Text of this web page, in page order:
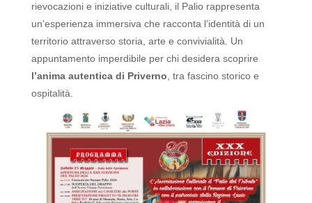
rievocazioni e iniziative culturali, il Palio rappresenta
un’esperienza immersiva che racconta l’identità di un
territorio attraverso storia, arte e convivialità.
Un
appuntamento imperdibile per chi desidera scoprire
l’anima autentica di Priverno , tra fascino storico e
ospitalità.